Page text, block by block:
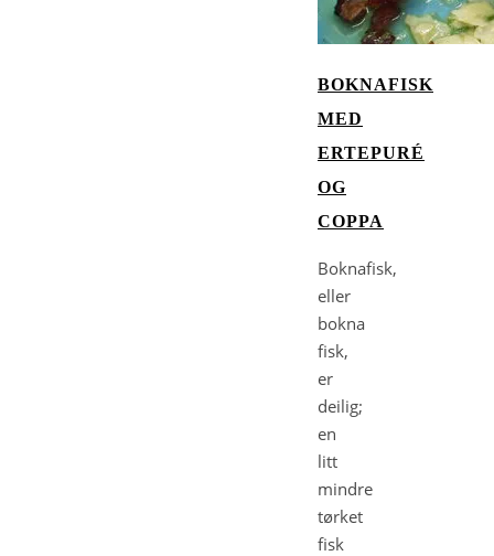
BOKNAFISK
MED
ERTEPURÉ
OG
COPPA
Boknafisk,
eller
bokna
fisk,
er
deilig;
en
litt
mindre
tørket
fisk